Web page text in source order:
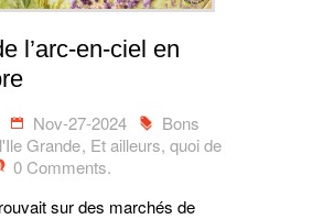
l’arc-en-ciel en
Nov-27-2024
Bons
Grande, Et ailleurs, quoi de
0 Comments.
sur des marchés de